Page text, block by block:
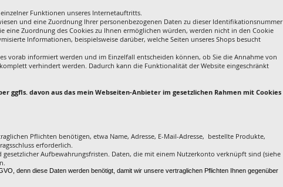
Funktionen unseres Internetauftritts.
und eine Zuordnung Ihrer personenbezogenen Daten zu dieser Identifikationsnummer
eine Zuordnung des Cookies zu Ihnen ermöglichen würden, werden nicht in den Cookie
Informationen, beispielsweise darüber, welche Seiten unseres Shops besucht
vorab informiert werden und im Einzelfall entscheiden können, ob Sie die Annahme von
verhindert werden. Dadurch kann die Funktionalität der Website eingeschränkt
ggfls. davon aus das mein Webseiten-Anbieter im gesetzlichen Rahmen mit Cookies
Pflichten benötigen, etwa Name, Adresse, E-Mail-Adresse, bestellte Produkte,
erforderlich.
Aufbewahrungsfristen. Daten, die mit einem Nutzerkonto verknüpft sind (siehe
denn diese Daten werden benötigt, damit wir unsere vertraglichen Pflichten Ihnen gegenüber